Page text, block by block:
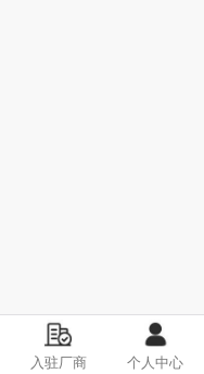
入驻厂商 个人中心